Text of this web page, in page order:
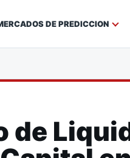
DE PREDICCION
de